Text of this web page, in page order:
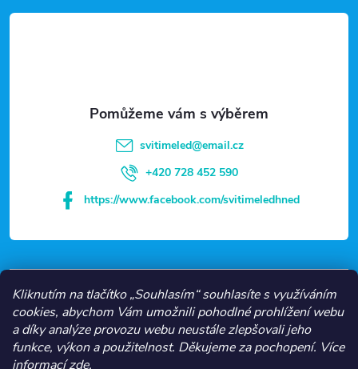
Kliknutím na tlačítko „Souhlasím“ souhlasíte s využíváním
cookies, abychom Vám umožnili pohodlné prohlížení webu
a díky analýze provozu webu neustále zlepšovali jeho
funkce, výkon a použitelnost. Děkujeme za pochopení. Více
informacízde.
á
VŠE O NÁKUPU
NEJČASTĚJŠÍ KATEGORIE
svitimeled@email.cz
+420 728 452 590
https://www.facebook.com/svitimeledhned